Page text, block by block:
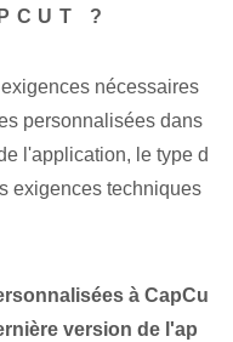
?
nécessaires
personnalisées dans
l'application, le type d
exigences techniques
à CapCu
version de l'ap